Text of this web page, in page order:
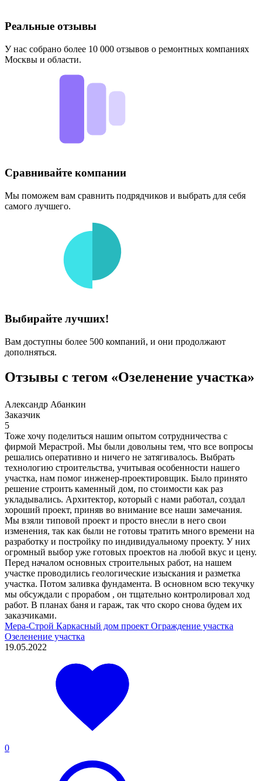
Реальные отзывы
У нас собрано более 10 000 отзывов о ремонтных компаниях
Москвы и области.
Сравнивайте компании
Мы поможем вам сравнить подрядчиков и выбрать для себя
самого лучшего.
Выбирайте лучших!
Вам доступны более 500 компаний, и они продолжают
дополняться.
Отзывы с тегом «Озеленение участка»
Александр Абанкин
Заказчик
5
Тоже хочу поделиться нашим опытом сотрудничества с
фирмой Мерастрой. Мы были довольны тем, что все вопросы
решались оперативно и ничего не затягивалось. Выбрать
технологию строительства, учитывая особенности нашего
участка, нам помог инженер-проектировщик. Было принято
решение строить каменный дом, по стоимости как раз
укладывались. Архитектор, который с нами работал, создал
хороший проект, приняв во внимание все наши замечания.
Мы взяли типовой проект и просто внесли в него свои
изменения, так как были не готовы тратить много времени на
разработку и постройку по индивидуальному проекту. У них
огромный выбор уже готовых проектов на любой вкус и цену.
Перед началом основных строительных работ, на нашем
участке проводились геологические изыскания и разметка
участка. Потом заливка фундамента. В основном всю текучку
мы обсуждали с прорабом , он тщательно контролировал ход
работ. В планах баня и гараж, так что скоро снова будем их
заказчиками.
Мера-Строй Каркасный дом проект Ограждение участка
Озеленение участка
19.05.2022
0